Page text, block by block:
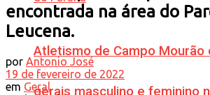
Atletismo de Campo
gerais masculino e feminino
encontrada na área do
Leucena.
por Antonio José
19 de fevereiro de 2022
em Geral